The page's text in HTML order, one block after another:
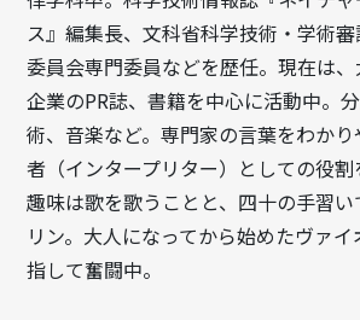
ス』編集長、文科省科学技術・学術
委員会専門委員などを歴任。現在は、
企業のPR誌、書籍を中心に活動中。
術、音楽など。専門家の言葉をわか
者（インタープリター）としての役割
趣味は歌を歌うことと、四十の手習
リン。大人になってから始めたヴァ
指して奮闘中。